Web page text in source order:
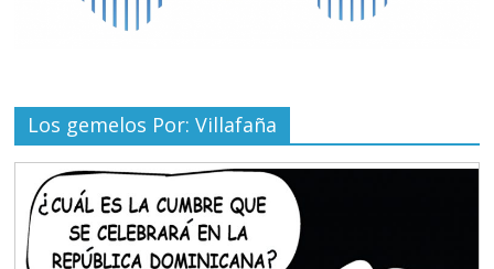
Los gemelos Por: Villafaña